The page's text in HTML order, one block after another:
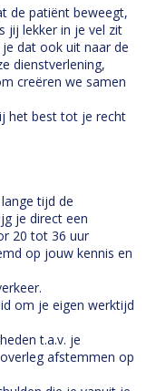
de patiënt beweegt,
jij lekker in je vel zit
dat ook uit naar de
dienstverlening,
creëren we samen
het best tot je recht
tijd de
je direct een
20 tot 36 uur
op jouw kennis en
om je eigen werktijd
t.a.v. je
afstemmen op